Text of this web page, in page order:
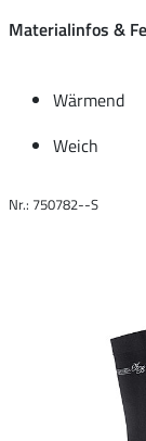
Materialinfos &
Wärmend
Weich
Nr.: 750782--S